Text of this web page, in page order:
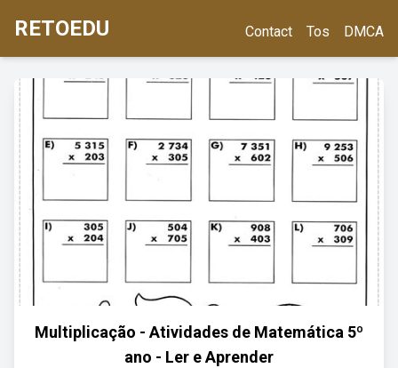
RETOEDU Contact Tos DMCA
Multiplicação - Atividades de Matemática 5º
ano - Ler e Aprender